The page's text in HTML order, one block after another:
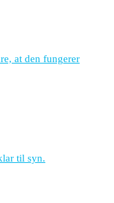
at den fungerer
til syn.